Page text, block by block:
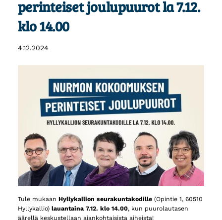
perinteiset joulupuurot la 7.12.
klo 14.00
4.12.2024
Tule mukaan Hyllykallion seurakuntakodille(Opintie 1, 60510
Hyllykallio) lauantaina 7.12. klo 14.00, kun puurolautasen
äärellä keskustellaan ajankohtaisista aiheista!